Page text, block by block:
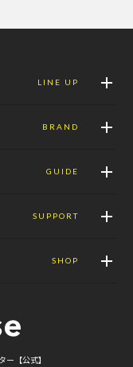
LINE UP
BRAND
GUIDE
SUPPORT
SHOP
ー【公式】